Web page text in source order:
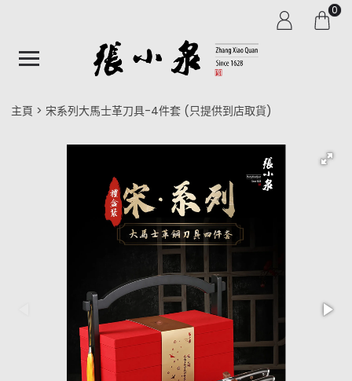
0
主頁 宋系列大馬士革刀具-4件套 (只提供到店取貨)